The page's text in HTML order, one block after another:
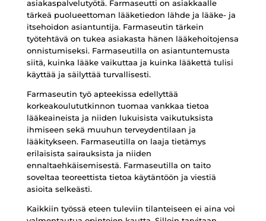
asiakaspalvelutyötä. Farmaseutti on asiakkaalle
tärkeä puolueettoman lääketiedon lähde ja lääke- ja
itsehoidon asiantuntija. Farmaseutin tärkein
työtehtävä on tukea asiakasta hänen lääkehoitojensa
onnistumiseksi. Farmaseutilla on asiantuntemusta
siitä, kuinka lääke vaikuttaa ja kuinka lääkettä tulisi
käyttää ja säilyttää turvallisesti.
Farmaseutin työ apteekissa edellyttää
korkeakoulututkinnon tuomaa vankkaa tietoa
lääkeaineista ja niiden lukuisista vaikutuksista
ihmiseen sekä muuhun terveydentilaan ja
lääkitykseen. Farmaseutilla on laaja tietämys
erilaisista sairauksista ja niiden
ennaltaehkäisemisestä. Farmaseutilla on taito
soveltaa teoreettista tietoa käytäntöön ja viestiä
asioita selkeästi.
Kaikkiin työssä eteen tuleviin tilanteiseen ei aina voi